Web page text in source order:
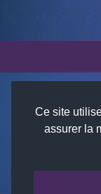
Ce site
assurer la